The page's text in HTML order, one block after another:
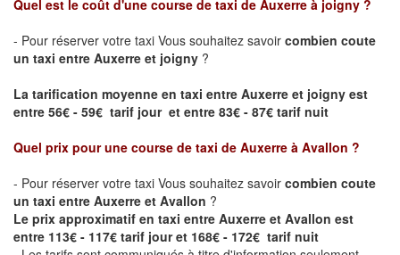
Quel est le coût d'une course de taxi de Auxerre à joigny ?
- Pour réserver votre taxi Vous souhaitez savoir combien coute
un taxi entre Auxerre et joigny ?
La tarification moyenne en taxi entre Auxerre et joigny est
entre 56€ - 59€ tarif jour et entre 83€ - 87€ tarif nuit
Quel prix pour une course de taxi de Auxerre à Avallon ?
- Pour réserver votre taxi Vous souhaitez savoir combien coute
un taxi entre Auxerre et Avallon ?
Le prix approximatif en taxi entre Auxerre et Avallon est
entre 113€ - 117€ tarif jour et 168€ - 172€ tarif nuit